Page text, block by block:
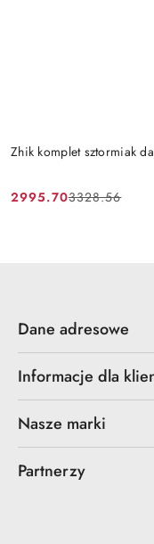
Zhik komplet sztormiak
Cena
2995.70
Cena
3328.56
Dane adresowe
Informacje dla
Nasze marki
Partnerzy